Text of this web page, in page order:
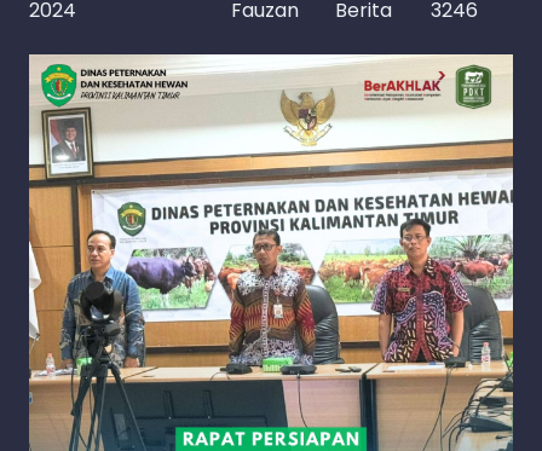
2024
Fauzan Berita 3246